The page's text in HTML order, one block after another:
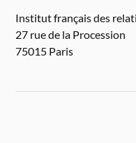
Institut français des
27 rue de la Procession
75015 Paris